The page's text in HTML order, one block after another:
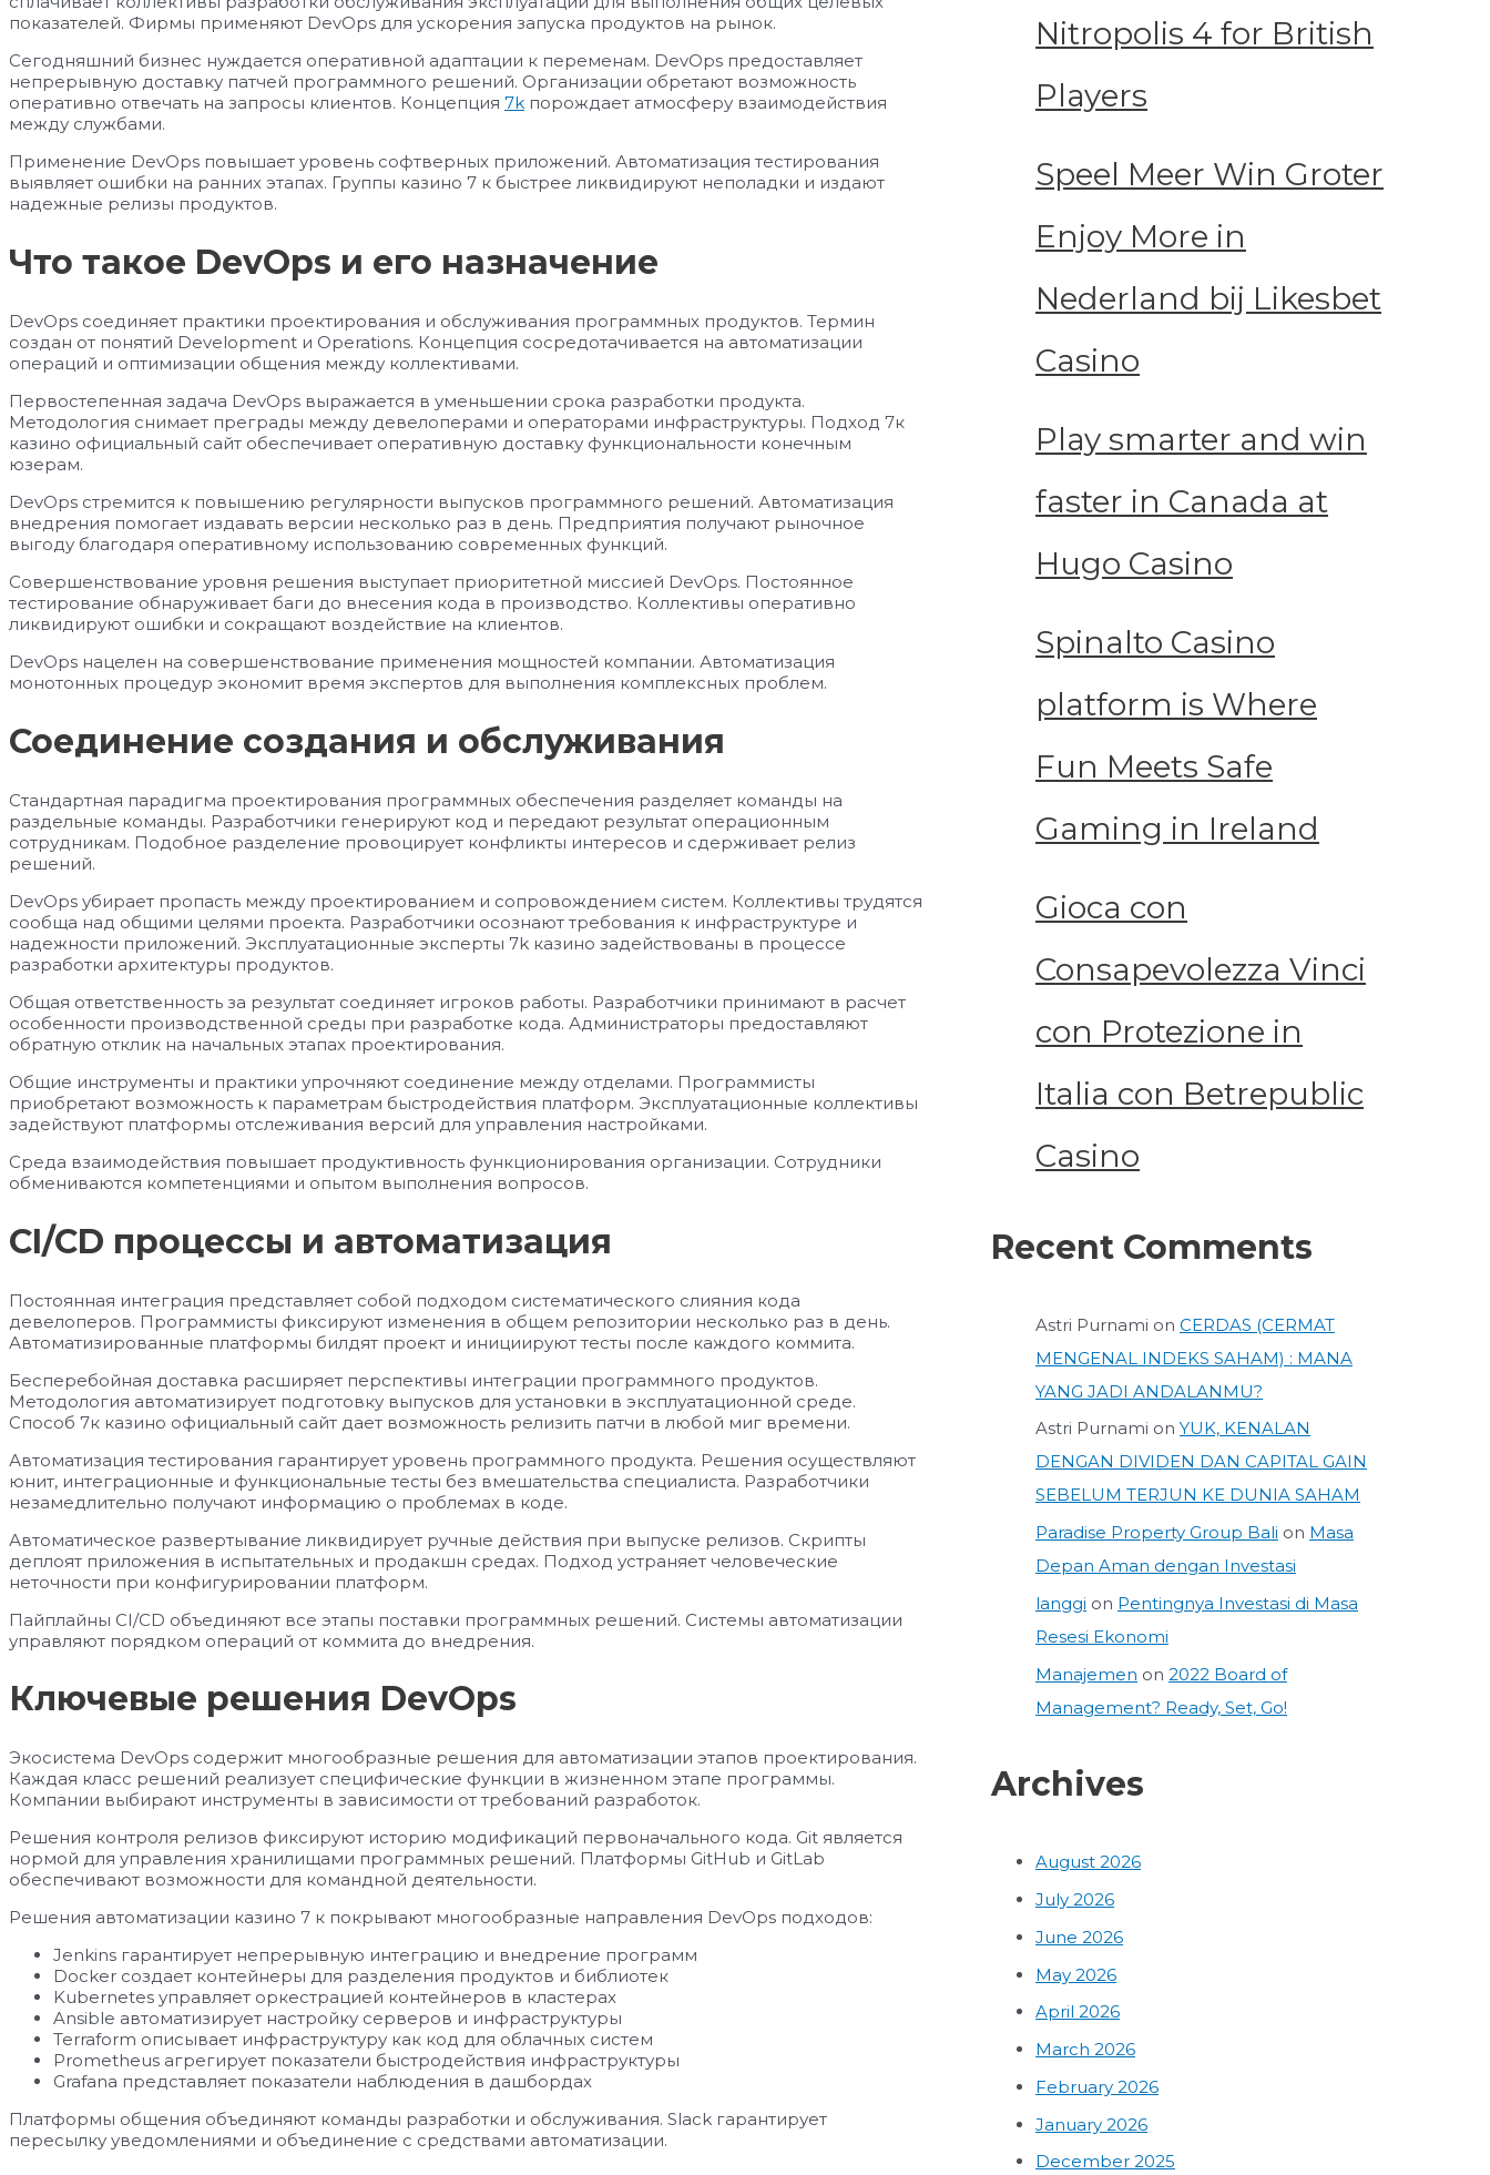
показателей. Фирмы применяют DevOps для ускорения запуска продуктов на рынок.
Сегодняшний бизнес нуждается оперативной адаптации к переменам. DevOps предоставляет
непрерывную доставку патчей программного решений. Организации обретают возможность
оперативно отвечать на запросы клиентов. Концепция 7k порождает атмосферу взаимодействия
между службами.
Применение DevOps повышает уровень софтверных приложений. Автоматизация тестирования
выявляет ошибки на ранних этапах. Группы казино 7 к быстрее ликвидируют неполадки и издают
надежные релизы продуктов.
Что такое DevOps и его назначение
DevOps соединяет практики проектирования и обслуживания программных продуктов. Термин
создан от понятий Development и Operations. Концепция сосредотачивается на автоматизации
операций и оптимизации общения между коллективами.
Первостепенная задача DevOps выражается в уменьшении срока разработки продукта.
Методология снимает преграды между девелоперами и операторами инфраструктуры. Подход 7к
казино официальный сайт обеспечивает оперативную доставку функциональности конечным
юзерам.
DevOps стремится к повышению регулярности выпусков программного решений. Автоматизация
внедрения помогает издавать версии несколько раз в день. Предприятия получают рыночное
выгоду благодаря оперативному использованию современных функций.
Совершенствование уровня решения выступает приоритетной миссией DevOps. Постоянное
тестирование обнаруживает баги до внесения кода в производство. Коллективы оперативно
ликвидируют ошибки и сокращают воздействие на клиентов.
DevOps нацелен на совершенствование применения мощностей компании. Автоматизация
монотонных процедур экономит время экспертов для выполнения комплексных проблем.
Соединение создания и обслуживания
Стандартная парадигма проектирования программных обеспечения разделяет команды на
раздельные команды. Разработчики генерируют код и передают результат операционным
сотрудникам. Подобное разделение провоцирует конфликты интересов и сдерживает релиз
решений.
DevOps убирает пропасть между проектированием и сопровождением систем. Коллективы трудятся
сообща над общими целями проекта. Разработчики осознают требования к инфраструктуре и
надежности приложений. Эксплуатационные эксперты 7k казино задействованы в процессе
разработки архитектуры продуктов.
Общая ответственность за результат соединяет игроков работы. Разработчики принимают в расчет
особенности производственной среды при разработке кода. Администраторы предоставляют
обратную отклик на начальных этапах проектирования.
Общие инструменты и практики упрочняют соединение между отделами. Программисты
приобретают возможность к параметрам быстродействия платформ. Эксплуатационные коллективы
задействуют платформы отслеживания версий для управления настройками.
Среда взаимодействия повышает продуктивность функционирования организации. Сотрудники
обмениваются компетенциями и опытом выполнения вопросов.
CI/CD процессы и автоматизация
Постоянная интеграция представляет собой подходом систематического слияния кода
девелоперов. Программисты фиксируют изменения в общем репозитории несколько раз в день.
Автоматизированные платформы билдят проект и инициируют тесты после каждого коммита.
Бесперебойная доставка расширяет перспективы интеграции программного продуктов.
Методология автоматизирует подготовку выпусков для установки в эксплуатационной среде.
Способ 7к казино официальный сайт дает возможность релизить патчи в любой миг времени.
Автоматизация тестирования гарантирует уровень программного продукта. Решения осуществляют
юнит, интеграционные и функциональные тесты без вмешательства специалиста. Разработчики
незамедлительно получают информацию о проблемах в коде.
Автоматическое развертывание ликвидирует ручные действия при выпуске релизов. Скрипты
деплоят приложения в испытательных и продакшн средах. Подход устраняет человеческие
неточности при конфигурировании платформ.
Пайплайны CI/CD объединяют все этапы поставки программных решений. Системы автоматизации
управляют порядком операций от коммита до внедрения.
Ключевые решения DevOps
Экосистема DevOps содержит многообразные решения для автоматизации этапов проектирования.
Каждая класс решений реализует специфические функции в жизненном этапе программы.
Компании выбирают инструменты в зависимости от требований разработок.
Решения контроля релизов фиксируют историю модификаций первоначального кода. Git является
нормой для управления хранилищами программных решений. Платформы GitHub и GitLab
обеспечивают возможности для командной деятельности.
Решения автоматизации казино 7 к покрывают многообразные направления DevOps подходов:
Jenkins гарантирует непрерывную интеграцию и внедрение программ
Docker создает контейнеры для разделения продуктов и библиотек
Kubernetes управляет оркестрацией контейнеров в кластерах
Ansible автоматизирует настройку серверов и инфраструктуры
Terraform описывает инфраструктуру как код для облачных систем
Prometheus агрегирует показатели быстродействия инфраструктуры
Grafana представляет показатели наблюдения в дашбордах
Платформы общения объединяют команды разработки и обслуживания. Slack гарантирует
пересылку уведомлениями и объединение с средствами автоматизации.
Nitropolis 4 for British
Players
Speel Meer Win Groter
Enjoy More in
Nederland bij Likesbet
Casino
Play smarter and win
faster in Canada at
Hugo Casino
Spinalto Casino
platform is Where
Fun Meets Safe
Gaming in Ireland
Gioca con
Consapevolezza Vinci
con Protezione in
Italia con Betrepublic
Casino
Recent Comments
Astri Purnami on CERDAS (CERMAT
MENGENAL INDEKS SAHAM) : MANA
YANG JADI ANDALANMU?
Astri Purnami on YUK, KENALAN
DENGAN DIVIDEN DAN CAPITAL GAIN
SEBELUM TERJUN KE DUNIA SAHAM
Paradise Property Group Bali on Masa
Depan Aman dengan Investasi
langgi on Pentingnya Investasi di Masa
Resesi Ekonomi
Manajemen on 2022 Board of
Management? Ready, Set, Go!
Archives
August 2026
July 2026
June 2026
May 2026
April 2026
March 2026
February 2026
January 2026
December 2025